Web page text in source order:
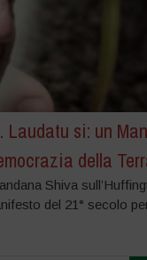
Laudatu si: un
della
Shiva
del 21° secolo